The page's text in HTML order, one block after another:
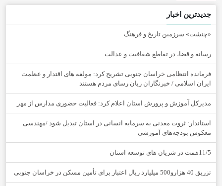
جدیدترین اخبار
«چنشت» سرزمین تاریخ و فرهنگ
رسانه و قضا، در تقاطع شفافیت و عدالت
فرمانده انتظامی خراسان جنوبی تشریح کرد: مولفه های اقتدار و عظمت
ایران اسلامی / خبرنگاران زبان رسای مردم هستند
مدیرکل آموزش و پرورش استان اعلام کرد: فعالیت حضوری مدارس از مهر
استاندار: ثروت معدنی به سرمایه انسانی در استان تبدیل شود /مهندسی
معکوس بودجه‌های آموزشی
11/5همت در شریان های توسعه استان
تزریق 40 هزارو500 میلیارد ریال اعتبار برای تأمین مسکن در خراسان جنوبی